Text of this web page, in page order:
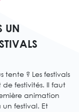
UN
tente ? Les festivals
festivités. Il faut
animation
festival. Et